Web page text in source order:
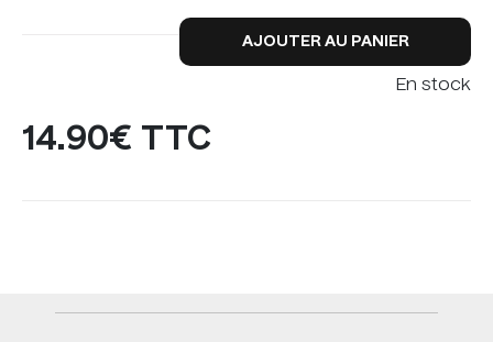
En stock
AJOUTER AU PANIER
14.90€ TTC